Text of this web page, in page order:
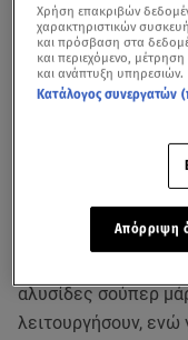
πωλήσεις μέσω
πλαίσιο του
τα Χριστούγεννα,
λειτουργία των
Ανοιχτά
για click away
αλυσίδες σούπερ
λειτουργήσουν, ενώ
Χρήση επακριβών
χαρακτηριστικών
και πρόσβαση στα
και περιεχόμενο,
και ανάπτυξη υπηρεσιών.
Κατάλογος συνεργατών
Απόρριψη